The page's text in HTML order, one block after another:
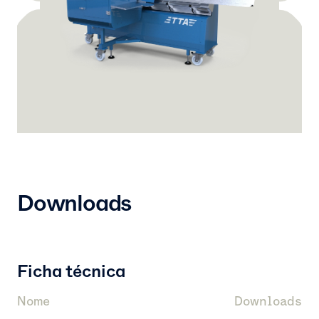
Downloads
Ficha técnica
Nome Downloads